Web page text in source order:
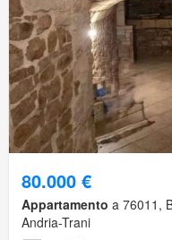
80.000 €
Appartamento a 76011,
Andria-Trani